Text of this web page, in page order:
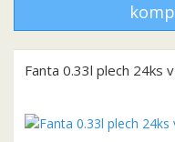
Fanta 0.33l plech 24ks